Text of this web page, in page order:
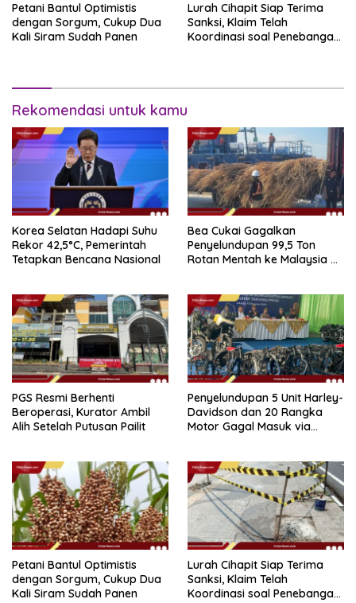
Petani Bantul Optimistis
dengan Sorgum, Cukup Dua
Kali Siram Sudah Panen
Lurah Cihapit Siap Terima
Sanksi, Klaim Telah
Koordinasi soal Penebangan
Rekomendasi untuk kamu
Korea Selatan Hadapi Suhu
Rekor 42,5°C, Pemerintah
Tetapkan Bencana Nasional
Bea Cukai Gagalkan
Penyelundupan 99,5 Ton
Rotan Mentah ke Malaysia di
PGS Resmi Berhenti
Beroperasi, Kurator Ambil
Alih Setelah Putusan Pailit
Penyelundupan 5 Unit Harley-
Davidson dan 20 Rangka
Motor Gagal Masuk via
Petani Bantul Optimistis
dengan Sorgum, Cukup Dua
Kali Siram Sudah Panen
Lurah Cihapit Siap Terima
Sanksi, Klaim Telah
Koordinasi soal Penebangan